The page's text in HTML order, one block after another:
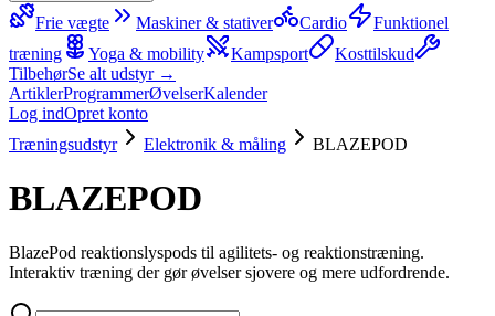
Frie vægte Maskiner & stativer Cardio
Funktionel
træning
Yoga & mobility Kampsport
Kosttilskud
TilbehørSe alt udstyr →
ArtiklerProgrammerØvelserKalender
Log indOpret konto
Træningsudstyr
Elektronik & måling BLAZEPOD
BLAZEPOD
BlazePod reaktionslyspods til agilitets- og reaktionstræning.
Interaktiv træning der gør øvelser sjovere og mere udfordrende.